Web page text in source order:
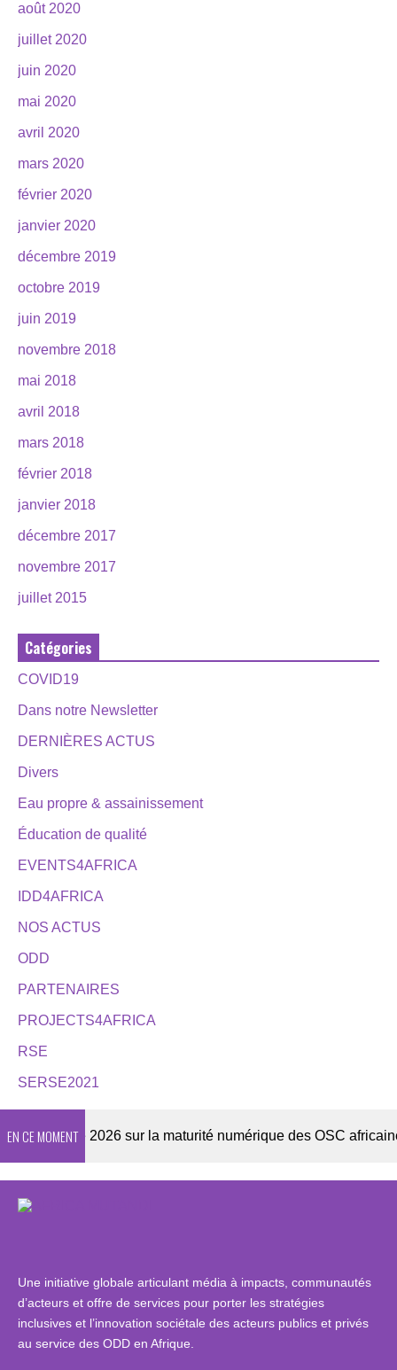
août 2020
juillet 2020
juin 2020
mai 2020
avril 2020
mars 2020
février 2020
janvier 2020
décembre 2019
octobre 2019
juin 2019
novembre 2018
mai 2018
avril 2018
mars 2018
février 2018
janvier 2018
décembre 2017
novembre 2017
juillet 2015
Catégories
COVID19
Dans notre Newsletter
DERNIÈRES ACTUS
Divers
Eau propre & assainissement
Éducation de qualité
EVENTS4AFRICA
IDD4AFRICA
NOS ACTUS
ODD
PARTENAIRES
PROJECTS4AFRICA
RSE
SERSE2021
EN CE MOMENT
Enquête 2026 sur la maturité numérique des OSC africaines
Une initiative globale articulant média à impacts, communautés
d’acteurs et offre de services pour porter les stratégies
inclusives et l’innovation sociétale des acteurs publics et privés
au service des ODD en Afrique.